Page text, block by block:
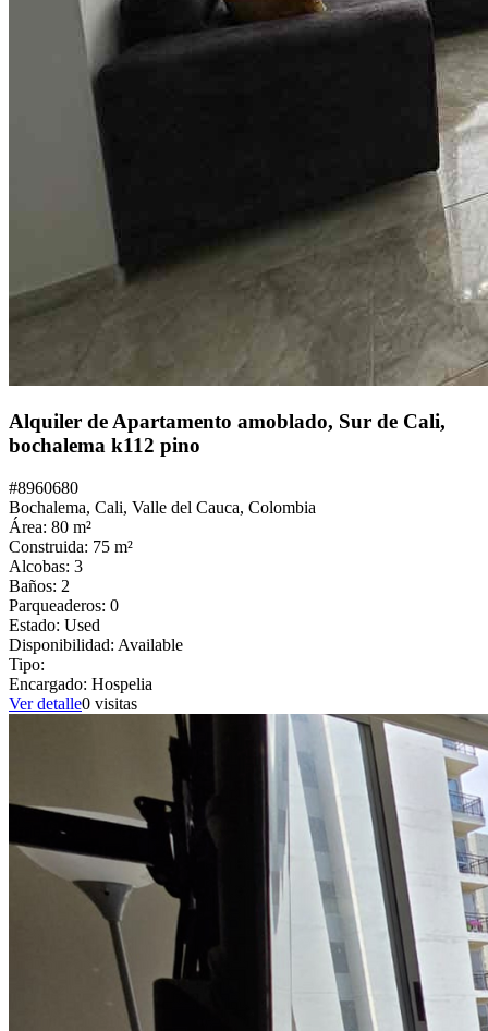
Alquiler de Apartamento amoblado, Sur de Cali,
bochalema k112 pino
#8960680
Bochalema, Cali, Valle del Cauca, Colombia
Área: 80 m²
Construida: 75 m²
Alcobas: 3
Baños: 2
Parqueaderos: 0
Estado: Used
Disponibilidad: Available
Tipo:
Encargado: Hospelia
Ver detalle0 visitas